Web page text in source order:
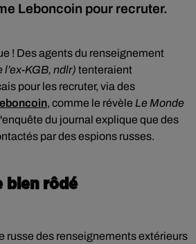
! Des agents du renseignement
l’ex-KGB, ndlr) tenteraient
pour les recruter, via des
, comme le révèle Le Monde
du journal explique que des
par des espions russes.
bien rôdé
russe des renseignements extérieurs